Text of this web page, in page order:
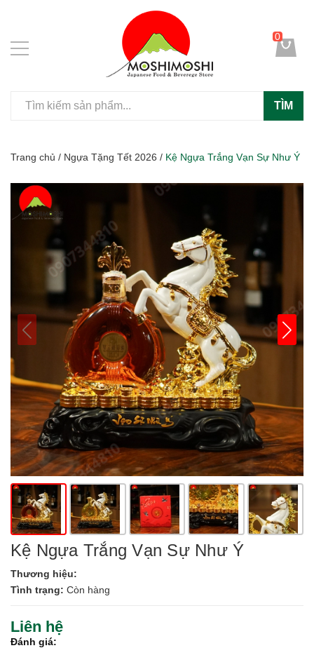
TÌM
0
Trang chủ / Ngựa Tặng Tết 2026 / Kệ Ngựa Trắng Vạn Sự Như Ý
Kệ Ngựa Trắng Vạn Sự Như Ý
Thương hiệu:
Tình trạng: Còn hàng
Liên hệ
Đánh giá: